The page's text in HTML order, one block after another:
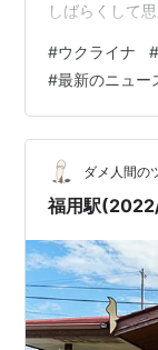
しばらくして
という都市に
キンの銅像」
（当時はキエ
構内を歩いて
の新幹線では
見ても、東海
#ウクライナ #
#最新のニュー
ダメ人間の
福用駅